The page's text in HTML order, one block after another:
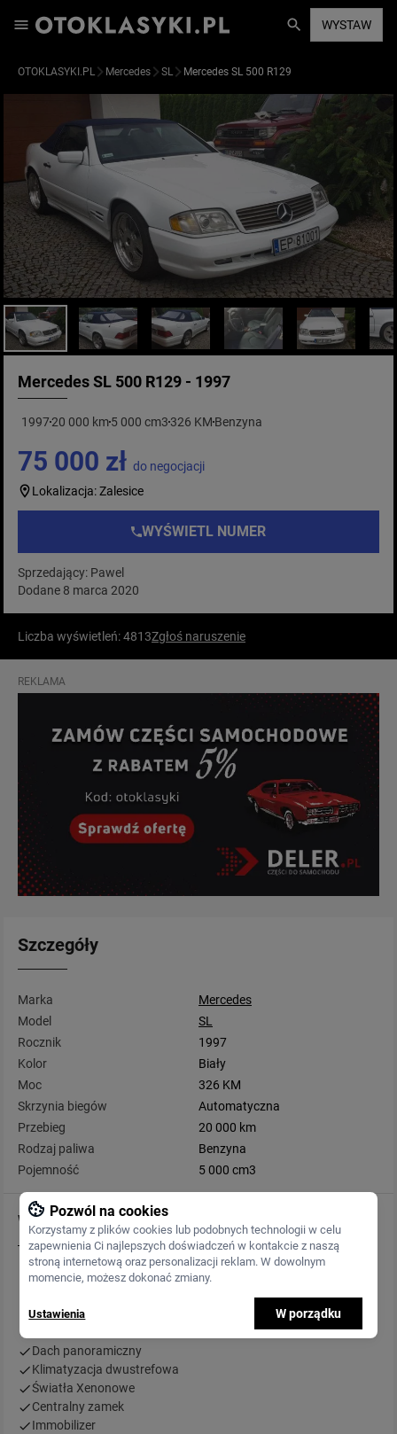
WYSTAW
OTOKLASYKI.PL Mercedes SL Mercedes SL 500 R129
Mercedes SL 500 R129 - 1997
199720 000 km5 000 cm3 326 KM Benzyna
75 000 zł do negocjacji
Lokalizacja: Zalesice
WYŚWIETL NUMER
Sprzedający: Pawel
Dodane 8 marca 2020
Liczba wyświetleń: 4813Zgłoś naruszenie
REKLAMA
Szczegóły
Marka
Mercedes
Model
SL
Rocznik
1997
Kolor
Biały
Moc
326 KM
Skrzynia biegów
Automatyczna
Przebieg
20 000 km
Rodzaj paliwa
Benzyna
Pojemność
5 000 cm3
Wyposażenie
ABS
Poduszka powietrzna pasażera
Dach panoramiczny
Klimatyzacja dwustrefowa
Światła Xenonowe
Centralny zamek
Immobilizer
Pozwól na cookies
Korzystamy z plików cookies lub podobnych technologii w celu
zapewnienia Ci najlepszych doświadczeń w kontakcie z naszą
stroną internetową oraz personalizacji reklam. W dowolnym
momencie, możesz dokonać zmiany.
Ustawienia W porządku